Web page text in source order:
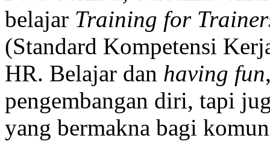
belajar Training for
(Standard Kompetensi
HR. Belajar dan having fun
pengembangan diri, tapi
yang bermakna bagi